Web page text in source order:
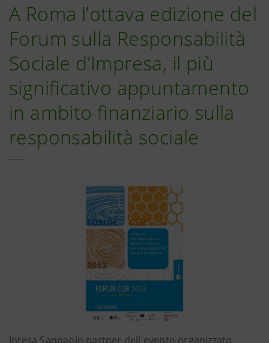
A Roma l’ottava edizione del
Forum sulla Responsabilità
Sociale d’Impresa, il più
significativo appuntamento
in ambito finanziario sulla
responsabilità sociale
Intesa Sanpaolo partner dell'evento organizzato